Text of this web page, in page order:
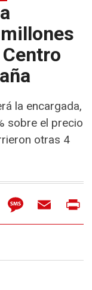
la encargada,
sobre el precio
otras 4
WhatsAppMessageEmail